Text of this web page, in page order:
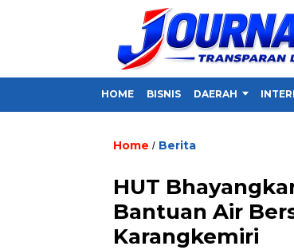
HOME BISNIS DAERAH
Home / Berita
HUT
Bantuan Air
Karangkemiri